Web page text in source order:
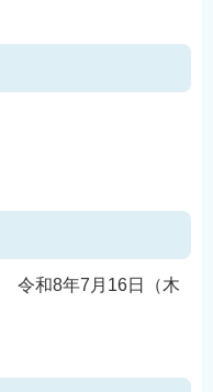
令和8年7月16日（木